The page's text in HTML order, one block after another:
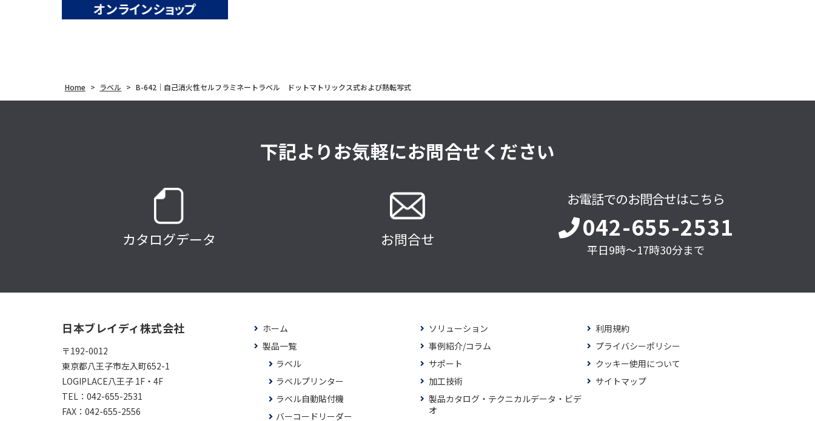
Home > ラベル > B-642｜自己消火性セルフラミネートラベル ドットマトリックス式および熱転写式
下記よりお気軽にお問合せください
カタログデータ お問合せ
お電話でのお問合せはこちら
042-655-2531
平日9時～17時30分まで
日本ブレイディ株式会社
〒192-0012
東京都八王子市左入町652-1
LOGIPLACE八王子 1F・4F
TEL： 042-655-2531
FAX： 042-655-2556
ホーム
製品一覧
ラベル
ラベルプリンター
ラベル自動貼付機
バーコードリーダー
ソリューション
事例紹介/コラム
サポート
加工技術
製品カタログ・テクニカルデータ・ビデ
オ
利用規約
プライバシーポリシー
クッキー使用について
サイトマップ